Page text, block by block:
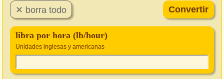
libra por hora (lb/hour)
Unidades inglesas y americanas